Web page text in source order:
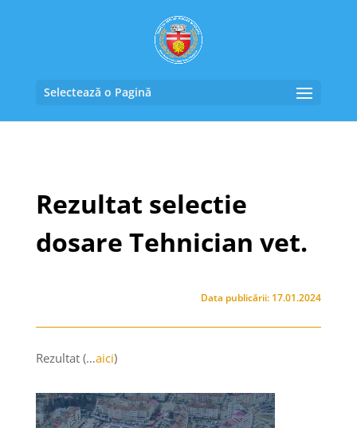
Selectează o Pagină
Rezultat selectie
dosare Tehnician vet.
Data publicării: 17.01.2024
Rezultat (…aici)